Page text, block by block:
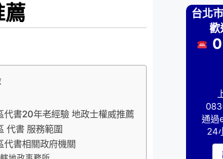
薦
代書20年老經驗 地政士權威推薦
代書 服務範圍
代書相關政府機關
台北
歡
通過
24